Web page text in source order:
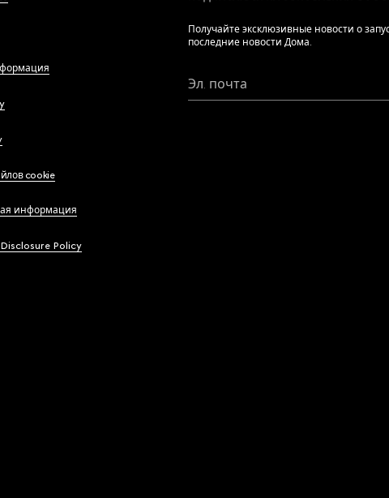
cookie
информация
Policy
Получайте эксклюзивные новости о
последние новости Дома.
Эл. почта